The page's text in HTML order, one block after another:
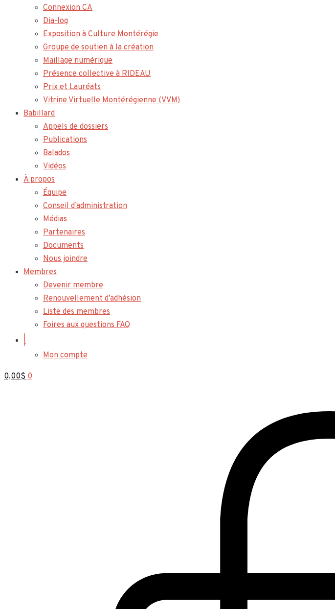
Connexion CA
Dia-log
Exposition à Culture Montérégie
Groupe de soutien à la création
Maillage numérique
Présence collective à RIDEAU
Prix et Lauréats
Vitrine Virtuelle Montérégienne (VVM)
Babillard
Appels de dossiers
Publications
Balados
Vidéos
À propos
Équipe
Conseil d’administration
Médias
Partenaires
Documents
Nous joindre
Membres
Devenir membre
Renouvellement d’adhésion
Liste des membres
Foires aux questions FAQ
|
Mon compte
0,00$ 0